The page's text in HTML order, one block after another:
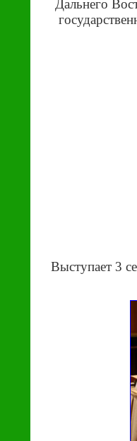
Дальнего
Выступает 3